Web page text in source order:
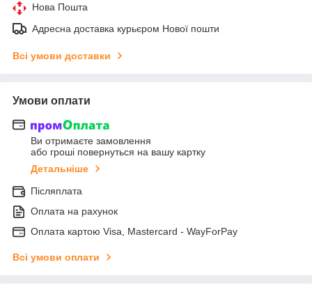
Нова Пошта
Адресна доставка курьєром Нової пошти
Всі умови доставки
Умови оплати
Ви отримаєте замовлення
або гроші повернуться на вашу картку
Детальніше
Післяплата
Оплата на рахунок
Оплата картою Visa, Mastercard - WayForPay
Всі умови оплати